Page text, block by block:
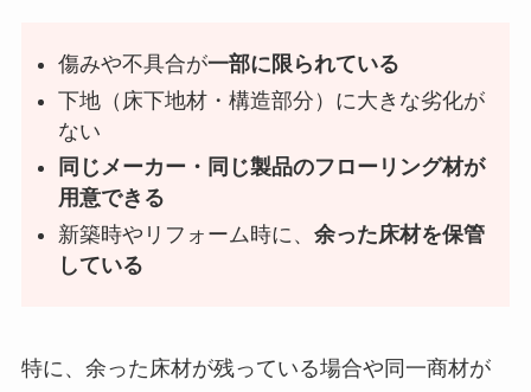
傷みや不具合が一部に限られている
下地（床下地材・構造部分）に大きな劣化が
ない
同じメーカー・同じ製品のフローリング材が
用意できる
新築時やリフォーム時に、余った床材を保管
している
特に、余った床材が残っている場合や同一商材が